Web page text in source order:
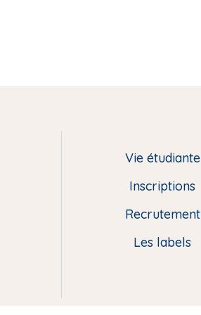
Vie étudiante
Inscriptions
Recrutement
Les labels